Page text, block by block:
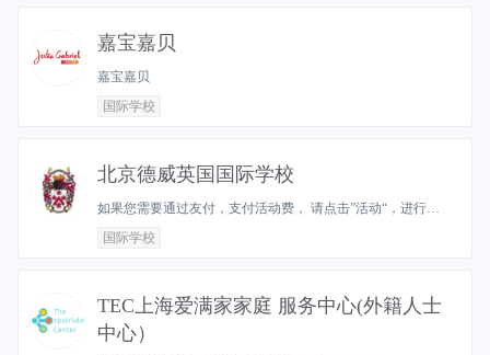
嘉宝嘉贝
嘉宝嘉贝
国际学校
北京德威英国国际学校
如果您需要通过友付，支付活动费， 请点击”活动“，进行…
国际学校
TEC上海爱满家家庭 服务中心(外籍人士
中心）